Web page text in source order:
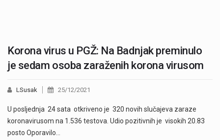
Korona virus u PGŽ: Na Badnjak preminulo
je sedam osoba zaraženih korona virusom
LSusak 25/12/2021
U posljednja 24 sata otkriveno je 320 novih slučajeva zaraze
koronavirusom na 1.536 testova. Udio pozitivnih je visokih 20.83
posto Oporavilo…